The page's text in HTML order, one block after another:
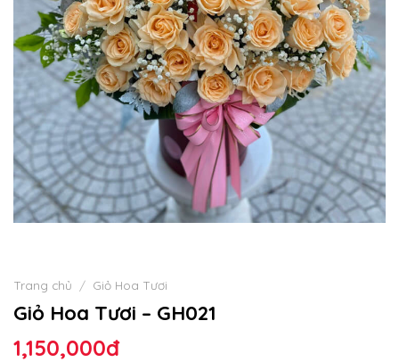
Trang chủ / Giỏ Hoa Tươi
Giỏ Hoa Tươi – GH021
1,150,000đ